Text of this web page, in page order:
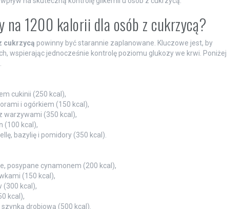
na 1200 kalorii dla osób z cukrzycą?
cukrzycą powinny być starannie zaplanowane. Kluczowe jest, by
wspierając jednocześnie kontrolę poziomu glukozy we krwi. Poniżej
cukinii (250 kcal),
i ogórkiem (150 kcal),
warzywami (350 kcal),
(100 kcal),
bazylię i pomidory (350 kcal).
posypane cynamonem (200 kcal),
(150 kcal),
(300 kcal),
kcal),
drobiową (500 kcal).